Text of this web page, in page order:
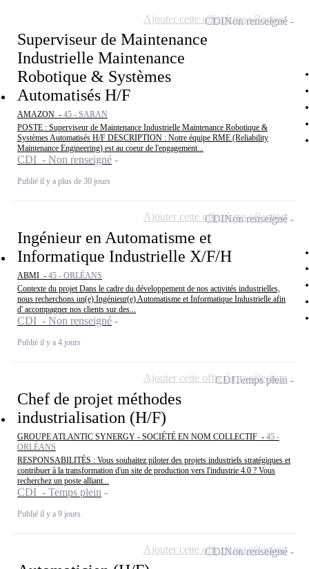
Superviseur de Maintenance
Industrielle Maintenance
Robotique & Systèmes
Automatisés H/F
AMAZON - 45 - SARAN
POSTE : Superviseur de Maintenance Industrielle Maintenance Robotique &
Systèmes Automatisés H/F DESCRIPTION : Notre équipe RME (Reliability
Maintenance Engineering) est au coeur de l'engagement...
CDI - Non renseigné
Publié il y a plus de 30 jours
CDINon renseigné
Ajouter cette offre à ma sélection
Ingénieur en Automatisme et
Informatique Industrielle X/F/H
ABMI - 45 - ORLÉANS
Contexte du projet Dans le cadre du développement de nos activités industrielles,
nous recherchons un(e) Ingénieur(e) Automatisme et Informatique Industrielle afin
d' accompagner nos clients sur des...
CDI - Non renseigné
Publié il y a 4 jours
CDINon renseigné
Ajouter cette offre à ma sélection
Chef de projet méthodes
industrialisation (H/F)
GROUPE ATLANTIC SYNERGY - SOCIÉTÉ EN NOM COLLECTIF - 45 -
ORLÉANS
RESPONSABILITÉS : Vous souhaitez piloter des projets industriels stratégiques et
contribuer à la transformation d'un site de production vers l'industrie 4.0 ? Vous
recherchez un poste alliant...
CDI - Temps plein
Publié il y a 9 jours
CDITemps plein
Ajouter cette offre à ma sélection
CDINon renseigné
Ajouter cette offre à ma sélection